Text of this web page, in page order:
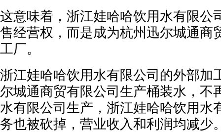
这意味着，浙江娃哈哈饮用水有限公
售经营权，而是成为杭州迅尔城通商
工厂。
浙江娃哈哈饮用水有限公司的外部加
尔城通商贸有限公司生产桶装水，不
水有限公司生产，浙江娃哈哈饮用水
务也被砍掉，营业收入和利润均减少